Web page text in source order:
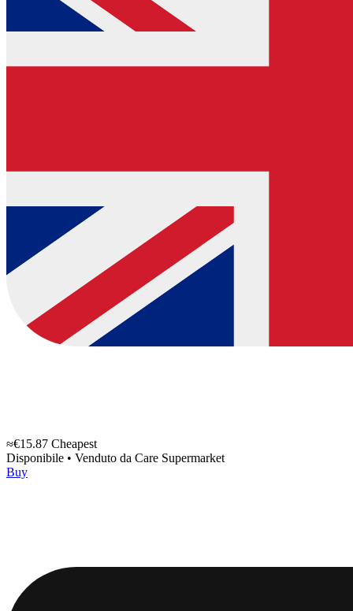
≈€15.87 Cheapest
Disponibile • Venduto da Care Supermarket
Buy